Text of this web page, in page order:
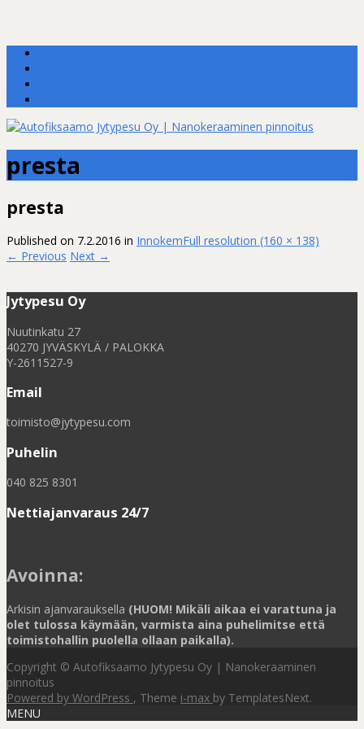
presta
presta
Published on 7.2.2016 in InnokemFull resolution (160 × 138)
← Previous Next →
Jytypesu Oy
Nuutinkatu 27
40270 JYVÄSKYLÄ / PALOKKA
Y-2611527-9
Email
toimisto@jytypesu.com
Puhelin
040 825 8301
Nettiajanvaraus 24/7
Avoinna:
Arkisin ajanvarauksella (HUOM! Mikäli aikaa ei varattuna ja
olet tulossa käymään, varmista aina puhelimitse että
toimistohallin puolella ollaan paikalla).
Copyright © Autofiksaamo Jytypesu Oy | Nanokeraaminen
pinnoitus
Powered by WordPress , Theme i-max by TemplatesNext.
MENU